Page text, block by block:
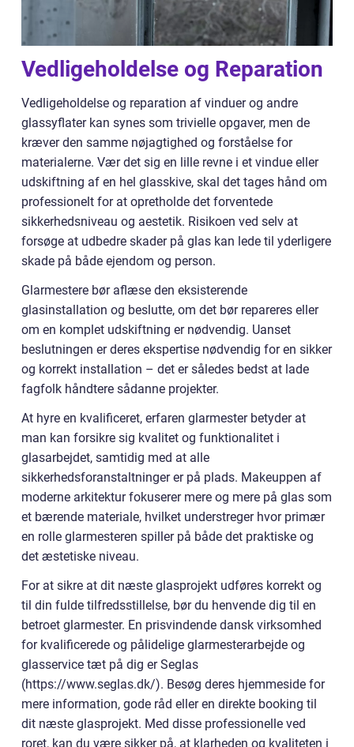
Vedligeholdelse og Reparation
Vedligeholdelse og reparation af vinduer og andre
glassyflater kan synes som trivielle opgaver, men de
kræver den samme nøjagtighed og forståelse for
materialerne. Vær det sig en lille revne i et vindue eller
udskiftning af en hel glasskive, skal det tages hånd om
professionelt for at opretholde det forventede
sikkerhedsniveau og aestetik. Risikoen ved selv at
forsøge at udbedre skader på glas kan lede til yderligere
skade på både ejendom og person.
Glarmestere bør aflæse den eksisterende
glasinstallation og beslutte, om det bør repareres eller
om en komplet udskiftning er nødvendig. Uanset
beslutningen er deres ekspertise nødvendig for en sikker
og korrekt installation – det er således bedst at lade
fagfolk håndtere sådanne projekter.
At hyre en kvalificeret, erfaren glarmester betyder at
man kan forsikre sig kvalitet og funktionalitet i
glasarbejdet, samtidig med at alle
sikkerhedsforanstaltninger er på plads. Makeuppen af
moderne arkitektur fokuserer mere og mere på glas som
et bærende materiale, hvilket understreger hvor primær
en rolle glarmesteren spiller på både det praktiske og
det æstetiske niveau.
For at sikre at dit næste glasprojekt udføres korrekt og
til din fulde tilfredsstillelse, bør du henvende dig til en
betroet glarmester. En prisvindende dansk virksomhed
for kvalificerede og pålidelige glarmesterarbejde og
glasservice tæt på dig er Seglas
(https://www.seglas.dk/). Besøg deres hjemmeside for
mere information, gode råd eller en direkte booking til
dit næste glasprojekt. Med disse professionelle ved
roret, kan du være sikker på, at klarheden og kvaliteten i